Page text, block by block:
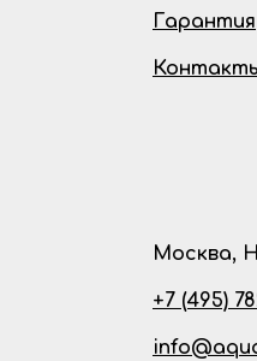
Гарантия
Москва,
+7 (495)